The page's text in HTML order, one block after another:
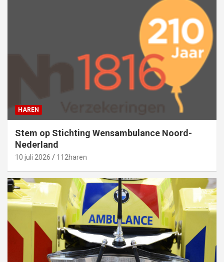
HAREN
Stem op Stichting Wensambulance Noord-
Nederland
10 juli 2026 112haren